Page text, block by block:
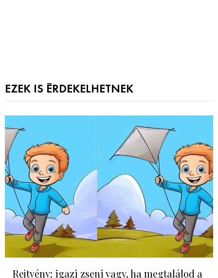
EZEK IS ÉRDEKELHETNEK
Rejtvény: igazi zseni vagy, ha megtalálod a